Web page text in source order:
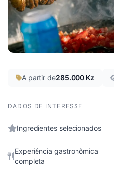
A partir de285.000 Kz
DADOS DE INTERESSE
Ingredientes selecionados
Experiência gastronômica
completa